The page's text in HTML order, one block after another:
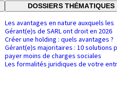
DOSSIERS THÉMATIQUES
Les avantages en nature auxquels les
Gérant(e)s de SARL ont droit en 2026
Créer une holding : quels avantages ?
Gérant(e)s majoritaires : 10 solutions
payer moins de charges sociales
Les formalités juridiques de votre